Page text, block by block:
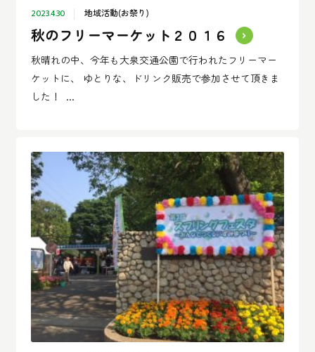
2023.4.30 地域活動(お祭り)
秋のフリーマーケット２０１６
秋晴れの中、今年も大泉交通公園で行われたフリーマー
ケットに、 ゆとりな、ドリンク販売で参加させて頂きま
した！ ...